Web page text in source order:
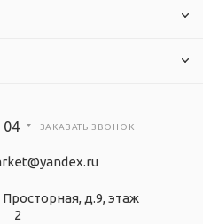
04 ЗАКАЗАТЬ ЗВОНОК
Просторная, д.9, этаж
2